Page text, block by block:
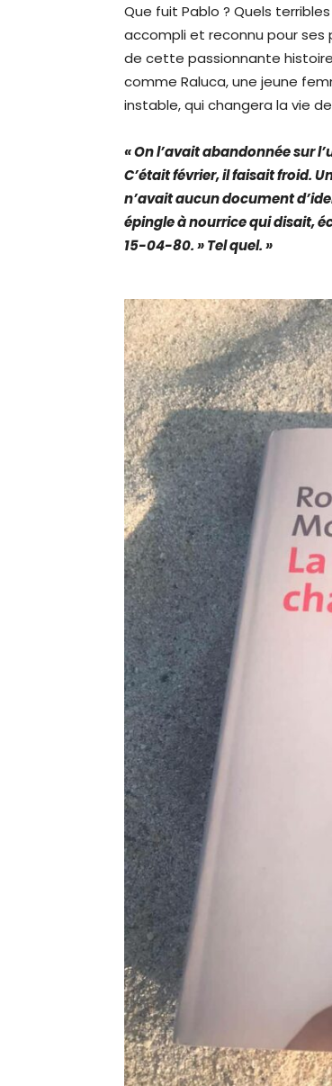
Que fuit Pablo ? Quels
accompli et reconnu pour ses
de cette passionnante
comme Raluca, une jeune
instable, qui changera la vie
« On l’avait abandonnée sur
C’était février, il faisait froid.
n’avait aucun document
épingle à nourrice qui disait,
15-04-80. » Tel quel. »